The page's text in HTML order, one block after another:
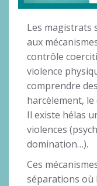
Les magistrats
aux
contrôle
violence
comprendre
harcèlement,
Il existe hélas
violences
domination…).
Ces
séparations où